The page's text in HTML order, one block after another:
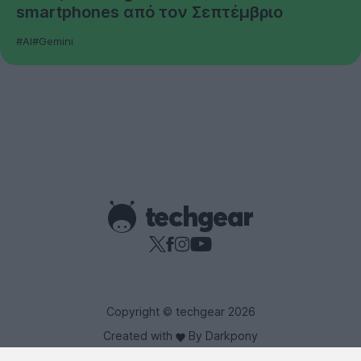
smartphones από τον Σεπτέμβριο
#AI#Gemini
Copyright © techgear 2026
Created with
By Darkpony